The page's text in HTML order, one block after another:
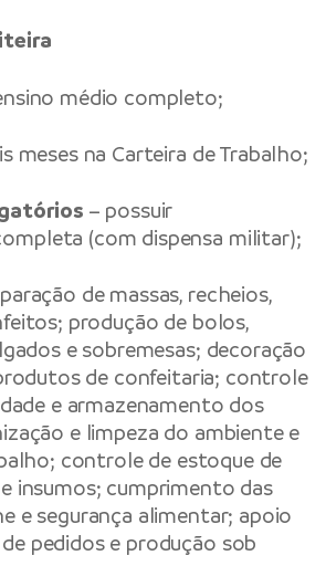
médio completo;
meses na Carteira de Trabalho;
– possuir
(com dispensa militar);
de massas, recheios,
produção de bolos,
e sobremesas; decoração
de confeitaria; controle
e armazenamento dos
e limpeza do ambiente e
controle de estoque de
insumos; cumprimento das
e segurança alimentar; apoio
pedidos e produção sob